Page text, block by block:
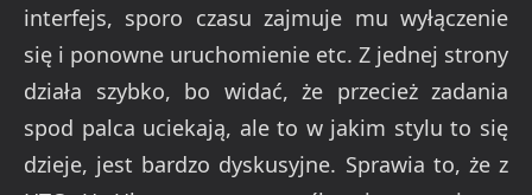
interfejs, sporo czasu zajmuje mu wyłączenie
się i ponowne uruchomienie etc. Z jednej strony
działa szybko, bo widać, że przecież zadania
spod palca uciekają, ale to w jakim stylu to się
dzieje, jest bardzo dyskusyjne. Sprawia to, że z